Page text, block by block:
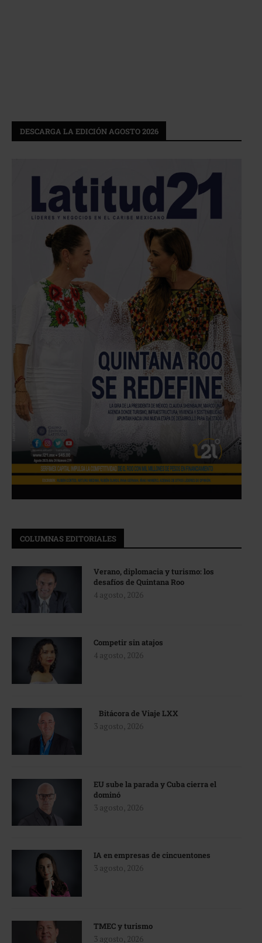
DESCARGA LA EDICIÓN AGOSTO 2026
COLUMNAS EDITORIALES
Verano, diplomacia y turismo: los
desafíos de Quintana Roo
4 agosto, 2026
Competir sin atajos
4 agosto, 2026
Bitácora de Viaje LXX
3 agosto, 2026
EU sube la parada y Cuba cierra el
dominó
3 agosto, 2026
IA en empresas de cincuentones
3 agosto, 2026
TMEC y turismo
3 agosto, 2026